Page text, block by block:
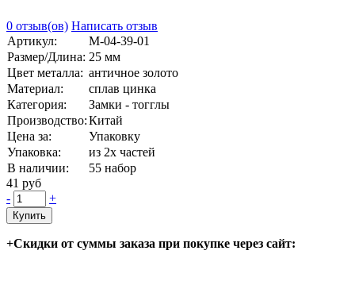
0 отзыв(ов) Написать отзыв
Артикул:
М-04-39-01
Размер/Длина: 25 мм
Цвет металла: античное золото
Материал:
сплав цинка
Категория:
Замки - тогглы
Производство:Китай
Цена за:
Упаковку
Упаковка:
из 2х частей
В наличии:
55 набор
41 руб
-
+
Купить
+Скидки от суммы заказа при покупке через сайт: